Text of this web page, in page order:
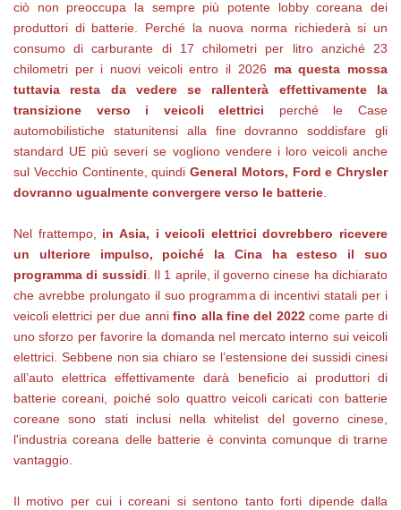
ciò non preoccupa la sempre più potente lobby coreana dei
produttori di batterie. Perché la nuova norma richiederà si un
consumo di carburante di 17 chilometri per litro anziché 23
chilometri per i nuovi veicoli entro il 2026 ma questa mossa
tuttavia resta da vedere se rallenterà effettivamente la
transizione verso i veicoli elettrici perché le Case
automobilistiche statunitensi alla fine dovranno soddisfare gli
standard UE più severi se vogliono vendere i loro veicoli anche
sul Vecchio Continente, quindi General Motors, Ford e Chrysler
dovranno ugualmente convergere verso le batterie.
Nel frattempo, in Asia, i veicoli elettrici dovrebbero ricevere
un ulteriore impulso, poiché la Cina ha esteso il suo
programma di sussidi. Il 1 aprile, il governo cinese ha dichiarato
che avrebbe prolungato il suo programma di incentivi statali per i
veicoli elettrici per due annifino alla fine del 2022come parte di
uno sforzo per favorire la domanda nel mercato interno sui veicoli
elettrici. Sebbene non sia chiaro se l’estensione dei sussidi cinesi
all’auto elettrica effettivamente darà beneficio ai produttori di
batterie coreani, poiché solo quattro veicoli caricati con batterie
coreane sono stati inclusi nella whitelist del governo cinese,
l'industria coreana delle batterie è convinta comunque di trarne
vantaggio.
Il motivo per cui i coreani si sentono tanto forti dipende dalla